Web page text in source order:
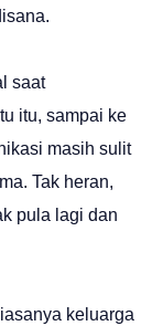
saat
itu, sampai ke
masih sulit
Tak heran,
pula lagi dan
keluarga